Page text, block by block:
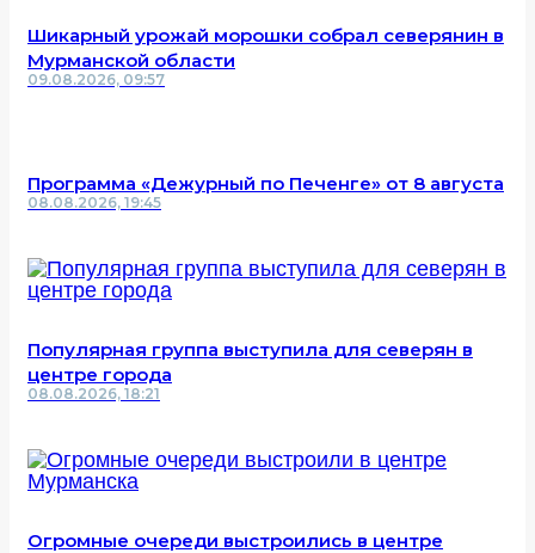
Шикарный урожай морошки собрал северянин в
Мурманской области
09.08.2026, 09:57
Программа «Дежурный по Печенге» от 8 августа
08.08.2026, 19:45
Популярная группа выступила для северян в
центре города
08.08.2026, 18:21
Огромные очереди выстроились в центре